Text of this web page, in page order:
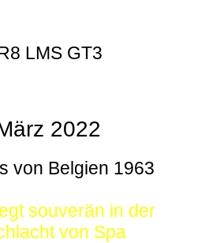
LMS GT3
2022
von Belgien 1963
souverän in der
von Spa